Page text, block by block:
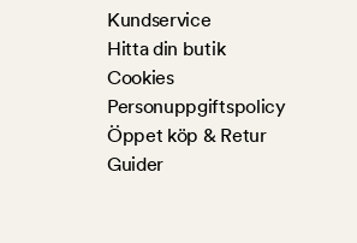
Kundservice
Hitta din butik
Cookies
Personuppgiftspolicy
Öppet köp & Retur
Guider